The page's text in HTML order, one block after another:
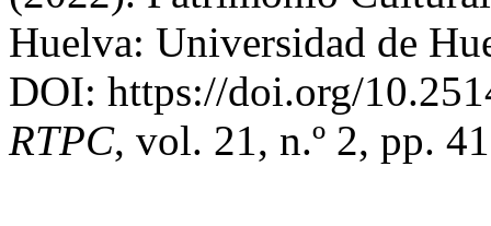
Huelva: Universidad de
DOI: https://doi.org/
RTPC, vol. 21, n.º 2, pp.